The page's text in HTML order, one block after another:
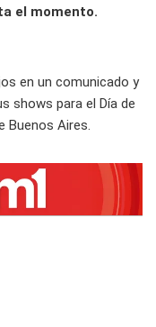
el momento.
en un comunicado y
shows para el Día de
Buenos Aires.